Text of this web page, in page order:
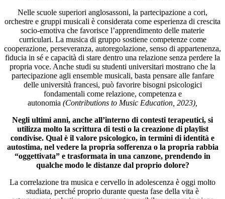
Nelle scuole superiori anglosassoni, la partecipazione a cori,
orchestre e gruppi musicali è considerata come esperienza di crescita
socio-emotiva che favorisce l’apprendimento delle materie
curriculari. La musica di gruppo sostiene competenze come
cooperazione, perseveranza, autoregolazione, senso di appartenenza,
fiducia in sé e capacità di stare dentro una relazione senza perdere la
propria voce. Anche studi su studenti universitari mostrano che la
partecipazione agli ensemble musicali, basta pensare alle fanfare
delle università francesi, può favorire bisogni psicologici
fondamentali come relazione, competenza e
autonomia (Contributions to Music Education, 2023),
Negli ultimi anni, anche all’interno di contesti terapeutici, si
utilizza molto la scrittura di testi o la creazione di playlist
condivise. Qual è il valore psicologico, in termini di identità e
autostima, nel vedere la propria sofferenza o la propria rabbia
“oggettivata” e trasformata in una canzone, prendendo in
qualche modo le distanze dal proprio dolore?
La correlazione tra musica e cervello in adolescenza è oggi molto
studiata, perché proprio durante questa fase della vita è